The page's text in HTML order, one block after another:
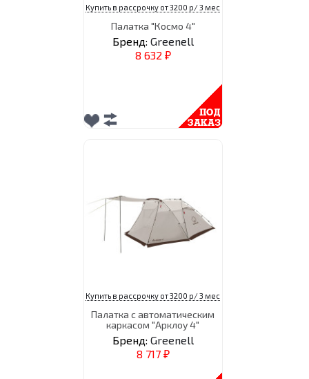
Купить в рассрочку от 3200 р/ 3 мес
Палатка "Космо 4"
Бренд: Greenell
8 632 ₽
Купить в рассрочку от 3200 р/ 3 мес
Палатка с автоматическим
каркасом "Арклоу 4"
Бренд: Greenell
8 717 ₽